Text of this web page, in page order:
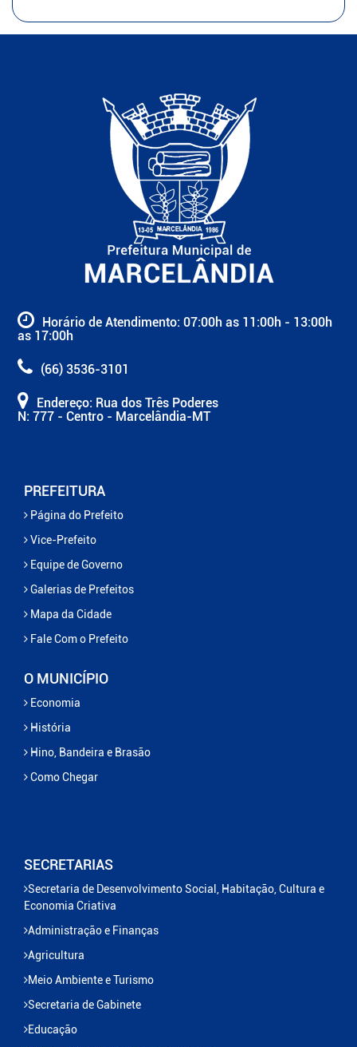
Horário de Atendimento: 07:00h as 11:00h - 13:00h
as 17:00h
(66) 3536-3101
Endereço: Rua dos Três Poderes
N: 777 - Centro - Marcelândia-MT
PREFEITURA
Página do Prefeito
Vice-Prefeito
Equipe de Governo
Galerias de Prefeitos
Mapa da Cidade
Fale Com o Prefeito
O MUNICÍPIO
Economia
História
Hino, Bandeira e Brasão
Como Chegar
SECRETARIAS
Secretaria de Desenvolvimento Social, Habitação, Cultura e
Economia Criativa
Administração e Finanças
Agricultura
Meio Ambiente e Turismo
Secretaria de Gabinete
Educação